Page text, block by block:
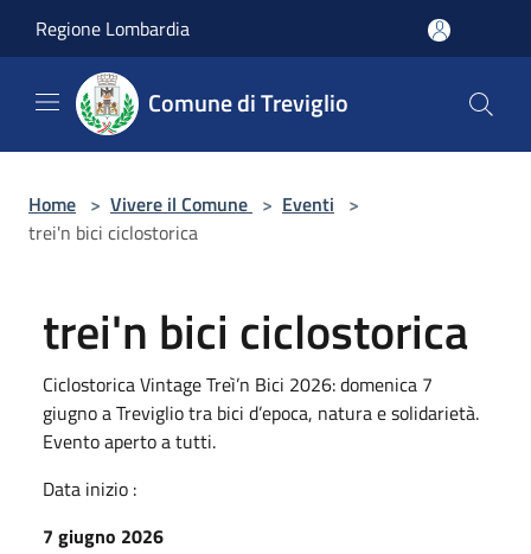
Regione Lombardia
Comune di Treviglio
Home > Vivere il Comune > Eventi >
trei'n bici ciclostorica
trei'n bici ciclostorica
Ciclostorica Vintage Treì’n Bici 2026: domenica 7
giugno a Treviglio tra bici d’epoca, natura e solidarietà.
Evento aperto a tutti.
Data inizio :
7 giugno 2026